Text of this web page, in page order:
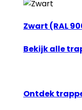
Zwart (RAL
Bekijk alle
Ontdek